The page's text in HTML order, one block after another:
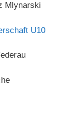
Mlynarski
U10